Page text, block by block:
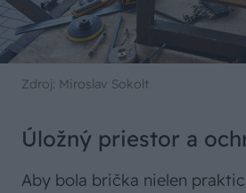
Zdroj: Miroslav Sokolt
Úložný priestor a
Aby bola brička nielen